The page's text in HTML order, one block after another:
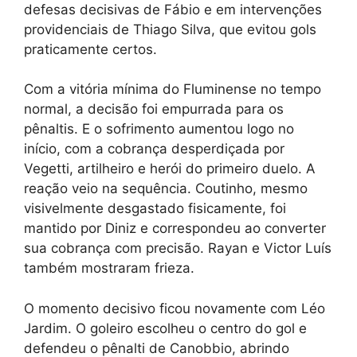
defesas decisivas de Fábio e em intervenções
providenciais de Thiago Silva, que evitou gols
praticamente certos.
Com a vitória mínima do Fluminense no tempo
normal, a decisão foi empurrada para os
pênaltis. E o sofrimento aumentou logo no
início, com a cobrança desperdiçada por
Vegetti, artilheiro e herói do primeiro duelo. A
reação veio na sequência. Coutinho, mesmo
visivelmente desgastado fisicamente, foi
mantido por Diniz e correspondeu ao converter
sua cobrança com precisão. Rayan e Victor Luís
também mostraram frieza.
O momento decisivo ficou novamente com Léo
Jardim. O goleiro escolheu o centro do gol e
defendeu o pênalti de Canobbio, abrindo